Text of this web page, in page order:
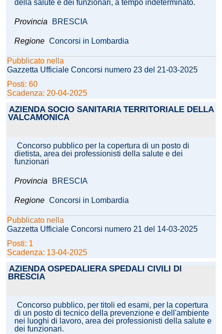
della salute e dei funzionari, a tempo indeterminato.
Provincia BRESCIA
Regione Concorsi in Lombardia
Pubblicato nella
Gazzetta Ufficiale Concorsi numero 23 del 21-03-2025
Posti: 60
Scadenza: 20-04-2025
AZIENDA SOCIO SANITARIA TERRITORIALE DELLA
VALCAMONICA
Concorso pubblico per la copertura di un posto di
dietista, area dei professionisti della salute e dei
funzionari
Provincia BRESCIA
Regione Concorsi in Lombardia
Pubblicato nella
Gazzetta Ufficiale Concorsi numero 21 del 14-03-2025
Posti: 1
Scadenza: 13-04-2025
AZIENDA OSPEDALIERA SPEDALI CIVILI DI
BRESCIA
Concorso pubblico, per titoli ed esami, per la copertura
di un posto di tecnico della prevenzione e dell'ambiente
nei luoghi di lavoro, area dei professionisti della salute e
dei funzionari.